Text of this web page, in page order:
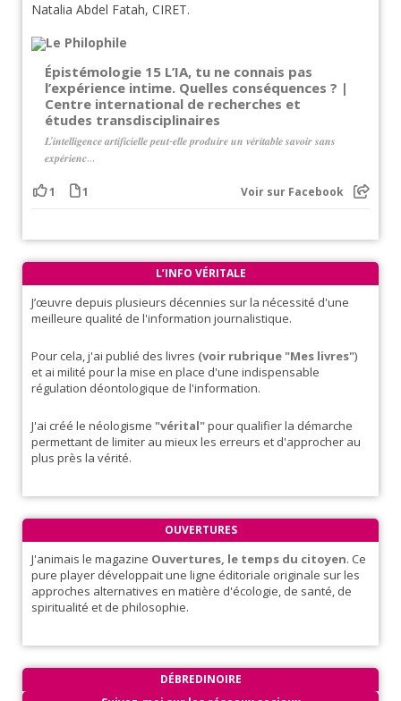
Natalia Abdel Fatah, CIRET.
Épistémologie 15 L’IA, tu ne connais pas
l’expérience intime. Quelles conséquences ? |
Centre international de recherches et
études transdisciplinaires
𝑳’𝒊𝒏𝒕𝒆𝒍𝒍𝒊𝒈𝒆𝒏𝒄𝒆 𝒂𝒓𝒕𝒊𝒇𝒊𝒄𝒊𝒆𝒍𝒍𝒆 𝒑𝒆𝒖𝒕-𝒆𝒍𝒍𝒆 𝒑𝒓𝒐𝒅𝒖𝒊𝒓𝒆 𝒖𝒏 𝒗𝒆́𝒓𝒊𝒕𝒂𝒃𝒍𝒆 𝒔𝒂𝒗𝒐𝒊𝒓 𝒔𝒂𝒏𝒔
𝒆𝒙𝒑𝒆́𝒓𝒊𝒆𝒏𝒄...
1 1 Voir sur Facebook
L’INFO VÉRITALE
J’œuvre depuis plusieurs décennies sur la nécessité d'une
meilleure qualité de l'information journalistique.
Pour cela, j'ai publié des livres (voir rubrique "Mes livres")
et ai milité pour la mise en place d'une indispensable
régulation déontologique de l'information.
J'ai créé le néologisme "vérital"pour qualifier la démarche
permettant de limiter au mieux les erreurs et d'approcher au
plus près la vérité.
OUVERTURES
J'animais le magazine Ouvertures, le temps du citoyen. Ce
pure player développait une ligne éditoriale originale sur les
approches alternatives en matière d'écologie, de santé, de
spiritualité et de philosophie.
DÉBREDINOIRE